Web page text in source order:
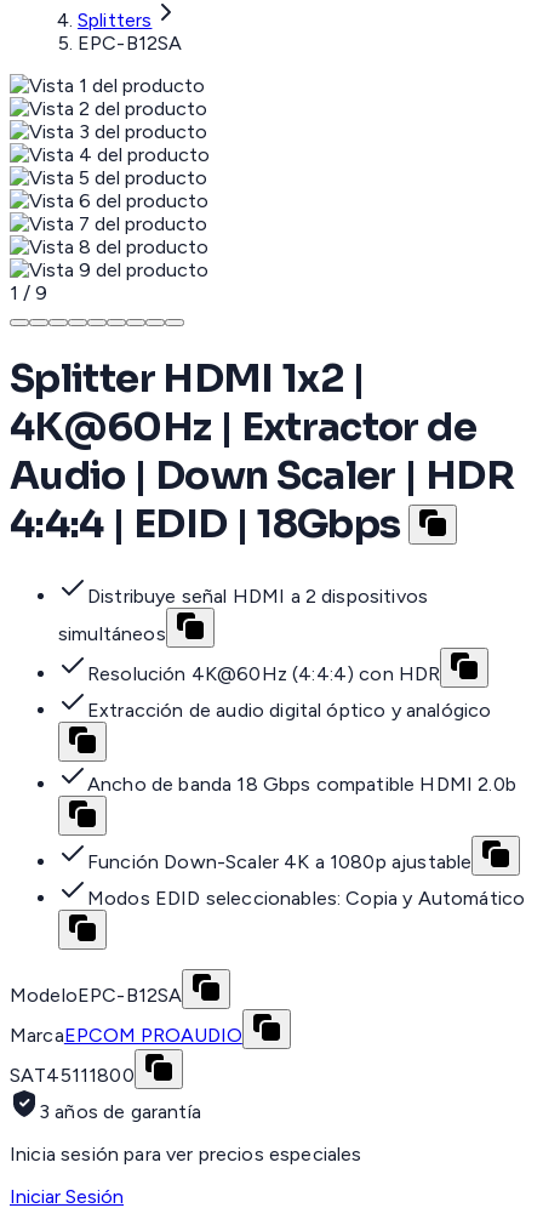
Splitters
EPC-B12SA
1 / 9
Splitter HDMI 1x2 |
4K@60Hz | Extractor de
Audio | Down Scaler | HDR
4:4:4 | EDID | 18Gbps
Distribuye señal HDMI a 2 dispositivos
simultáneos
Resolución 4K@60Hz (4:4:4) con HDR
Extracción de audio digital óptico y analógico
Ancho de banda 18 Gbps compatible HDMI 2.0b
Función Down-Scaler 4K a 1080p ajustable
Modos EDID seleccionables: Copia y Automático
ModeloEPC-B12SA
MarcaEPCOM PROAUDIO
SAT45111800
3 años de garantía
Inicia sesión para ver precios especiales
Iniciar Sesión